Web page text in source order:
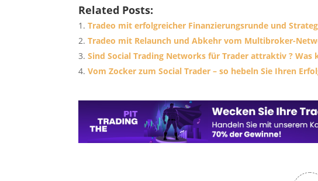
Related Posts:
Tradeo mit erfolgreicher Finanzierungsrunde und
Tradeo mit Relaunch und Abkehr vom Multibroker-
Sind Social Trading Networks für Trader attraktiv ? Was
Vom Zocker zum Social Trader – so hebeln Sie Ihren